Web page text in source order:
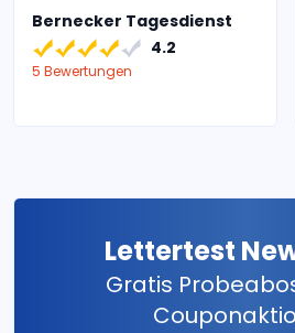
Bernecker Tagesdienst
4.2
5 Bewertungen
Lettertest
Gratis